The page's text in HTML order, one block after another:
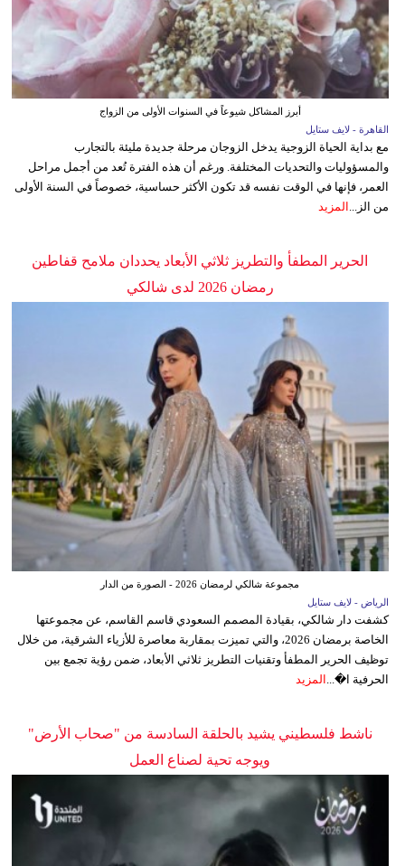
أبرز المشاكل شيوعاً في السنوات الأولى من الزواج
القاهرة - لايف ستايل
مع بداية الحياة الزوجية يدخل الزوجان مرحلة جديدة مليئة بالتجارب
والمسؤوليات والتحديات المختلفة. ورغم أن هذه الفترة تُعد من أجمل مراحل
العمر، فإنها في الوقت نفسه قد تكون الأكثر حساسية، خصوصاً في السنة الأولى
من الز...
المزيد
الحرير المطفأ والتطريز ثلاثي الأبعاد يحددان ملامح قفاطين
رمضان 2026 لدى شالكي
مجموعة شالكي لرمضان 2026 - الصورة من الدار
الرياض - لايف ستايل
كشفت دار شالكي، بقيادة المصمم السعودي قاسم القاسم، عن مجموعتها
الخاصة برمضان 2026، والتي تميزت بمقاربة معاصرة للأزياء الشرقية، من خلال
توظيف الحرير المطفأ وتقنيات التطريز ثلاثي الأبعاد، ضمن رؤية تجمع بين
الحرفية ا�... المزيد
ناشط فلسطيني يشيد بالحلقة السادسة من "صحاب الأرض"
ويوجه تحية لصناع العمل